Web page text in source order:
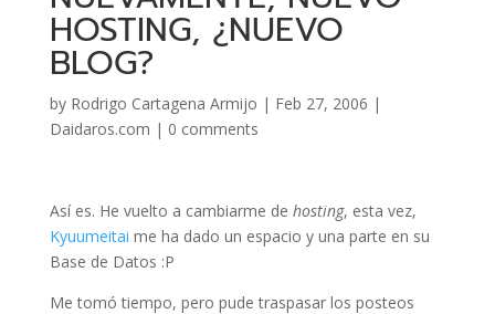
HOSTING, ¿NUEVO
BLOG?
by Rodrigo Cartagena Armijo | Feb 27, 2006 |
Daidaros.com | 0 comments
Así es. He vuelto a cambiarme de hosting, esta vez,
Kyuumeitai me ha dado un espacio y una parte en su
Base de Datos :P
Me tomó tiempo, pero pude traspasar los posteos